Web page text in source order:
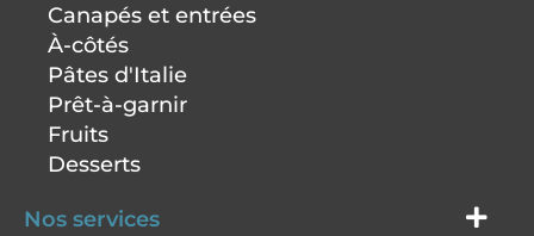
Canapés et entrées
À-côtés
Pâtes d'Italie
Prêt-à-garnir
Fruits
Desserts
Nos services